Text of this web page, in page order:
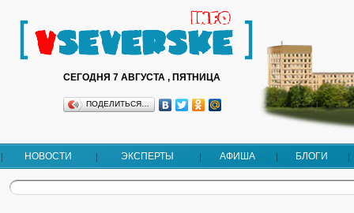
СЕГОДНЯ 7 АВГУСТА , ПЯТНИЦА
ПОДЕЛИТЬСЯ…
НОВОСТИ ЭКСПЕРТЫ АФИША БЛОГИ